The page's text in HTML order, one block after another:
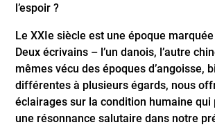
l’espoir ?
Le XXIe siècle est une époque marquée
Deux écrivains – l’un danois, l’autre
mêmes vécu des époques d’angoisse,
différentes à plusieurs égards, nous
éclairages sur la condition humaine
une résonnance salutaire dans notre